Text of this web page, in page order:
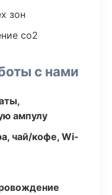
зон
co2
с нами
ампулу
чай/кофе, Wi-